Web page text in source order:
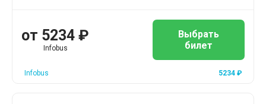
от 5234 ₽
Infobus
Выбрать
билет
Infobus 5234 ₽